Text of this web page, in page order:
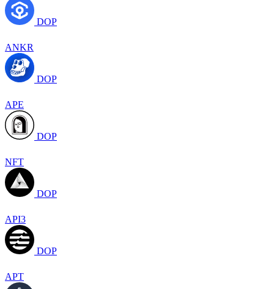
DOP
ANKR
DOP
APE
DOP
NFT
DOP
API3
DOP
APT